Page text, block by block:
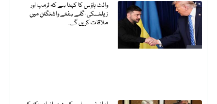
وائٹ ہاؤس کا کہنا ہے کہ ٹرمپ اور
زیلنسکی اگلے ہفتے واشنگٹن میں
ملاقات کریں گے۔